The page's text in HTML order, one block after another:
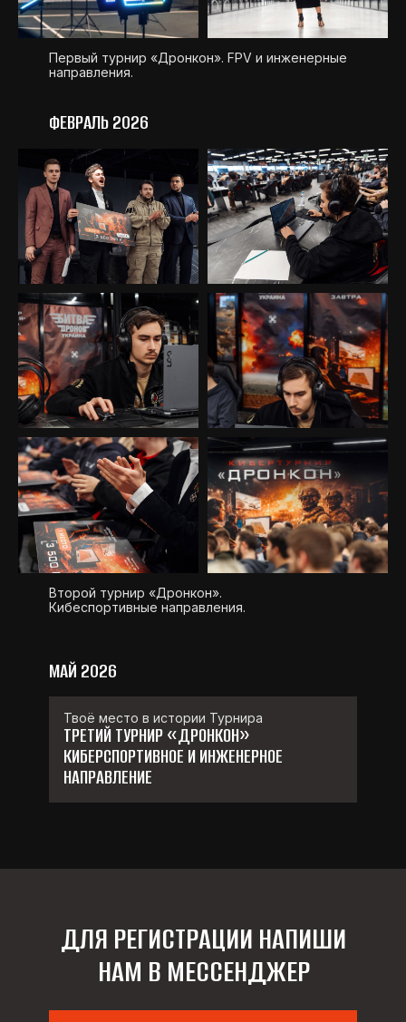
Первый турнир «Дронкон». FPV и инженерные
направления.
ФЕВРАЛЬ 2026
Второй турнир «Дронкон».
Кибеспортивные направления.
МАЙ 2026
Твоё место в истории Турнира
ТРЕТИЙ ТУРНИР «ДРОНКОН»
КИБЕРСПОРТИВНОЕ И ИНЖЕНЕРНОЕ
НАПРАВЛЕНИЕ
ДЛЯ РЕГИСТРАЦИИ НАПИШИ
НАМ В МЕССЕНДЖЕР